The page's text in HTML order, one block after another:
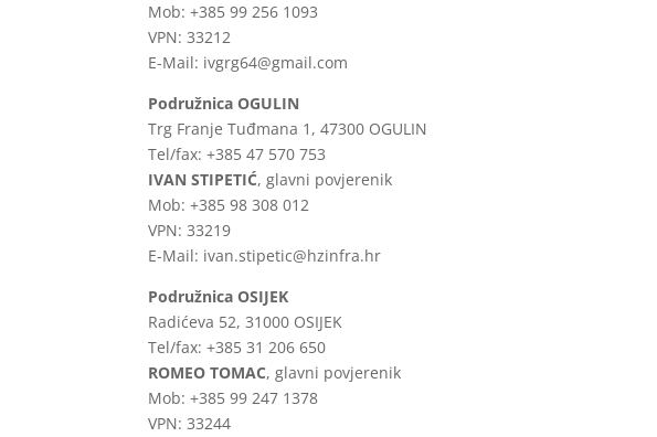
Mob: +385 99 256 1093
VPN: 33212
E-Mail: ivgrg64@gmail.com
Podružnica OGULIN
Trg Franje Tuđmana 1, 47300 OGULIN
Tel/fax: +385 47 570 753
IVAN STIPETIĆ, glavni povjerenik
Mob: +385 98 308 012
VPN: 33219
E-Mail: ivan.stipetic@hzinfra.hr
Podružnica OSIJEK
Radićeva 52, 31000 OSIJEK
Tel/fax: +385 31 206 650
ROMEO TOMAC, glavni povjerenik
Mob: +385 99 247 1378
VPN: 33244